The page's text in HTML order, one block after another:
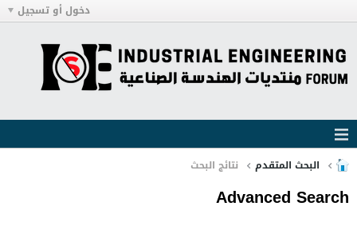
دخول أو تسجيل
البحث المتقدم نتائج البحث
Advanced Search